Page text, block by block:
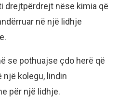
drejtpërdrejt nëse kimia që
në një lidhje
se pothuajse çdo herë që
një kolegu, lindin
për një lidhje.